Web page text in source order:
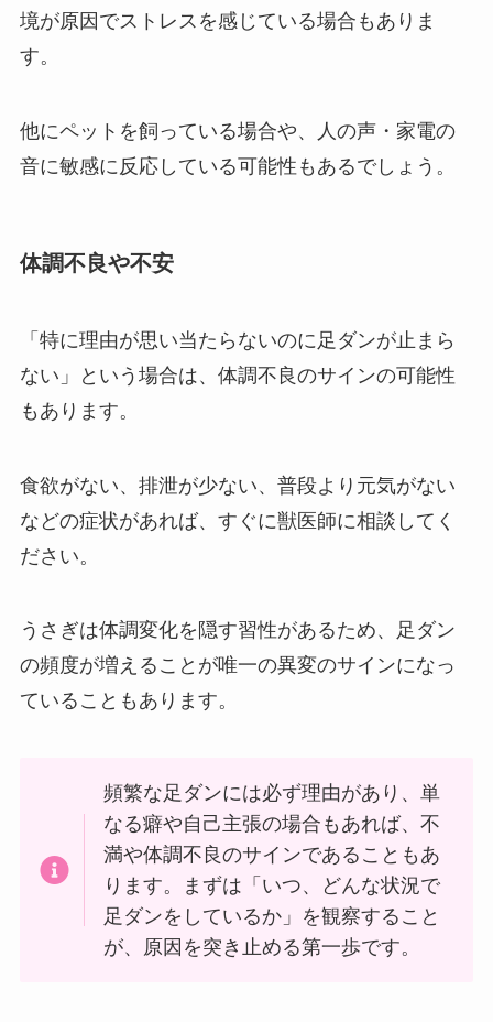
境が原因でストレスを感じている場合もありま
す。
他にペットを飼っている場合や、人の声・家電の
音に敏感に反応している可能性もあるでしょう。
体調不良や不安
「特に理由が思い当たらないのに足ダンが止まら
ない」という場合は、体調不良のサインの可能性
もあります。
食欲がない、排泄が少ない、普段より元気がない
などの症状があれば、すぐに獣医師に相談してく
ださい。
うさぎは体調変化を隠す習性があるため、足ダン
の頻度が増えることが唯一の異変のサインになっ
ていることもあります。
頻繁な足ダンには必ず理由があり、単
なる癖や自己主張の場合もあれば、不
満や体調不良のサインであることもあ
ります。まずは「いつ、どんな状況で
足ダンをしているか」を観察すること
が、原因を突き止める第一歩です。